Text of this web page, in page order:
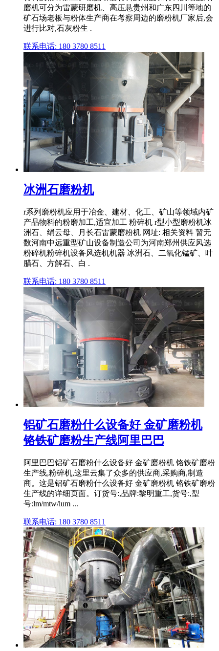
磨机可分为雷蒙研磨机、高压悬贵州和广东四川等地的
矿石场老板与粉体生产商在考察周边的磨粉机厂家后,会
进行比对,石灰粉生 .
联系电话: 180 3780 8511
冰洲石磨粉机
r系列磨粉机应用于冶金、建材、化工、矿山等领域内矿
产品物料的粉磨加工,适宜加工 粉碎机 r型小型磨粉机冰
洲石、绢云母、月长石雷蒙磨粉机 网址: 相关资料 暂无
数河南中远重型矿山设备制造公司为河南郑州供应风选
粉碎机粉碎机设备风选机机器 冰洲石、二氧化锰矿、叶
腊石、方解石、白 .
联系电话: 180 3780 8511
铝矿石磨粉什么设备好 金矿磨粉机
铬铁矿磨粉生产线阿里巴巴
阿里巴巴铝矿石磨粉什么设备好 金矿磨粉机 铬铁矿磨粉
生产线,粉碎机,这里云集了众多的供应商,采购商,制造
商。这是铝矿石磨粉什么设备好 金矿磨粉机 铬铁矿磨粉
生产线的详细页面。订货号:,品牌:黎明重工,货号:,型
号:lm/mtw/lum ...
联系电话: 180 3780 8511